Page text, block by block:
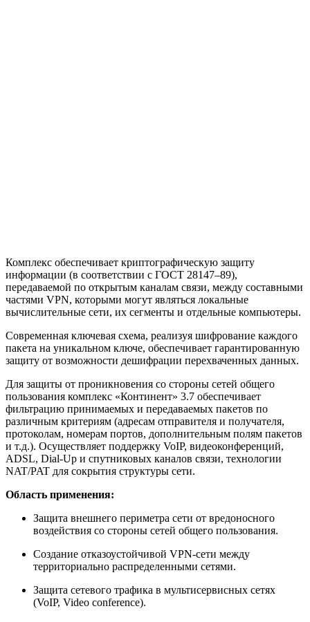
Комплекс обеспечивает криптографическую защиту
информации (в соответствии с ГОСТ 28147–89),
передаваемой по открытым каналам связи, между составными
частями VPN, которыми могут являться локальные
вычислительные сети, их сегменты и отдельные компьютеры.
Современная ключевая схема, реализуя шифрование каждого
пакета на уникальном ключе, обеспечивает гарантированную
защиту от возможности дешифрации перехваченных данных.
Для защиты от проникновения со стороны сетей общего
пользования комплекс «Континент» 3.7 обеспечивает
фильтрацию принимаемых и передаваемых пакетов по
различным критериям (адресам отправителя и получателя,
протоколам, номерам портов, дополнительным полям пакетов
и т.д.). Осуществляет поддержку VoIP, видеоконференций,
ADSL, Dial-Up и спутниковых каналов связи, технологии
NAT/PAT для сокрытия структуры сети.
Область применения:
Защита внешнего периметра сети от вредоносного
воздействия со стороны сетей общего пользования.
Создание отказоустойчивой VPN-сети между
территориально распределенными сетями.
Защита сетевого трафика в мультисервисных сетях
(VoIP, Video conference).